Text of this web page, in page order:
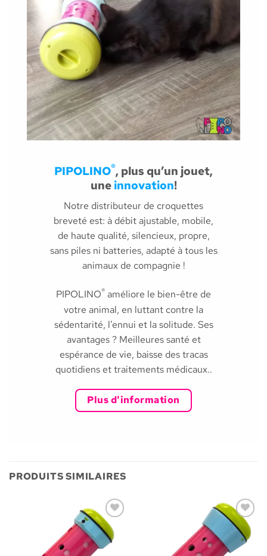
PIPOLINO®, plus qu’un jouet,
uneinnovation!
Notre distributeur de croquettes
breveté est: à débit ajustable, mobile,
de haute qualité, silencieux, propre,
sans piles ni batteries, adapté à tous les
animaux de compagnie !
PIPOLINO® améliore le bien-être de
votre animal, en luttant contre la
sédentarité, l’ennui et la solitude. Ses
avantages ? Meilleures santé et
espérance de vie, baisse des tracas
quotidiens et traitements médicaux..
Plus d'information
PRODUITS SIMILAIRES
Ajouter
à la liste
de
souhaits
Ajouter
à la liste
de
souhaits